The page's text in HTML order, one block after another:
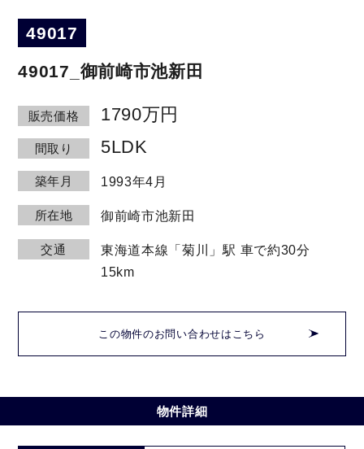
49017
49017_御前崎市池新田
販売価格 1790万円
間取り 5LDK
築年月 1993年4月
所在地 御前崎市池新田
交通
東海道本線「菊川」駅 車で約30分
15km
この物件のお問い合わせはこちら
物件詳細